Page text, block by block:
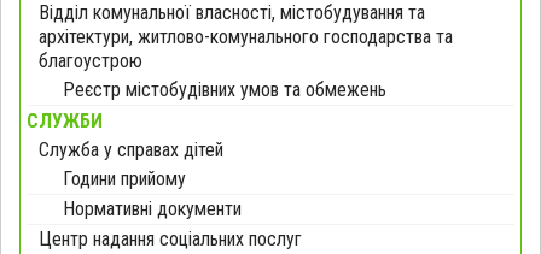
Відділ комунальної власності, містобудування та
архітектури, житлово-комунального господарства та
благоустрою
Реєстр містобудівних умов та обмежень
СЛУЖБИ
Служба у справах дітей
Години прийому
Нормативні документи
Центр надання соціальних послуг